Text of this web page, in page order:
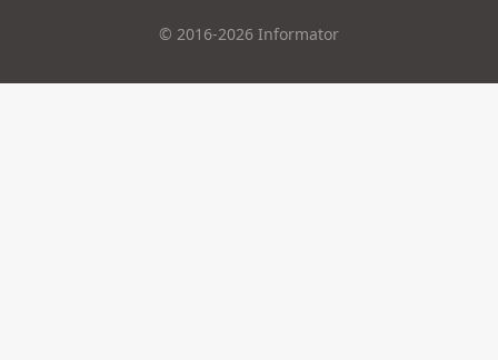
© 2016-2026 Informator